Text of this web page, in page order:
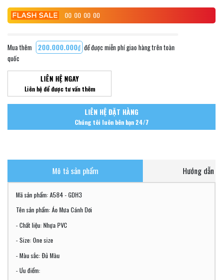
00 00 00 00
Mua thêm 200.000.000₫ để được miễn phí giao hàng trên toàn
quốc
LIÊN HỆ NGAY
Liên hệ để được tư vấn thêm
LIÊN HỆ ĐẶT HÀNG
Chúng tôi luôn bên bạn 24/7
Mô tả sản phẩm Hướng dẫn
Mã sản phẩm: A584 - GDH3
Tên sản phẩm: Áo Mưa Cánh Dơi
- Chất liệu: Nhựa PVC
- Size: One size
- Màu sắc: Đủ Màu
- Ưu điểm: